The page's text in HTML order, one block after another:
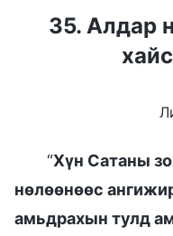
35. Алдар
“Хүн Сатаны
нөлөөнөөс
амьдрахын тулд